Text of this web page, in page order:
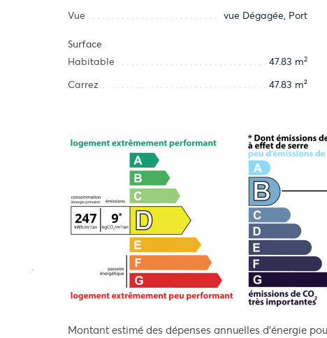
Vue
vue Dégagée, Port
Surface
Habitable 47.83 m2
Carrez 47.83 m²
Montant estimé des dépenses annuelles d'énergie